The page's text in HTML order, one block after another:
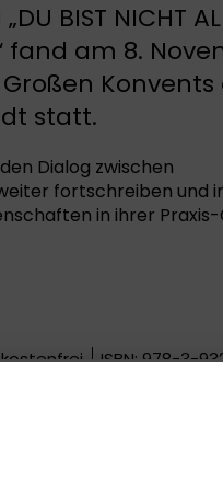
BIST NICHT
am 8.
Konvents
statt.
Dialog zwischen
fortschreiben und
in ihrer
ISBN: 978-3-